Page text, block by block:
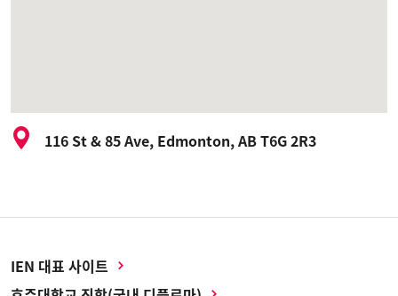
116 St & 85 Ave, Edmonton, AB T6G 2R3
IEN 대표 사이트